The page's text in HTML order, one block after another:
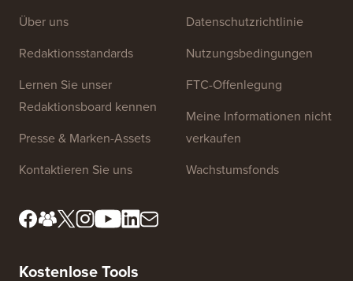
Über uns
Redaktionsstandards
Lernen Sie unser
Redaktionsboard kennen
Presse & Marken-Assets
Kontaktieren Sie uns
Datenschutzrichtlinie
Nutzungsbedingungen
FTC-Offenlegung
Meine Informationen nicht
verkaufen
Wachstumsfonds
Kostenlose Tools